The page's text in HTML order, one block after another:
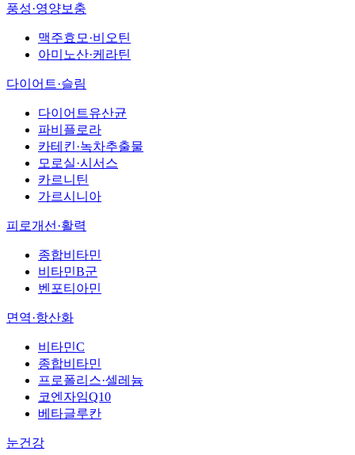
풍성·영양보충
맥주효모·비오틴
아미노산·케라틴
다이어트·슬림
다이어트유산균
파비플로라
카테킨·녹차추출물
모로실·시서스
카르니틴
가르시니아
피로개선·활력
종합비타민
비타민B군
벤포티아민
면역·항산화
비타민C
종합비타민
프로폴리스·셀레늄
코엔자임Q10
베타글루칸
눈건강